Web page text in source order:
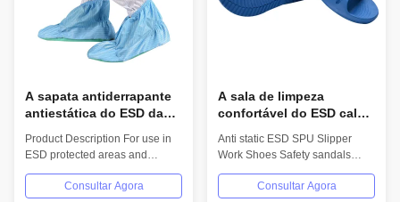
A sapata antiderrapante
antiestática do ESD da
outsole macio branco
reusável e lavável do
quarto desinfetado cobre
Product Description For use in
ESD protected areas and
areas such as...Consultar Agora
A sala de limpeza
confortável do ESD calça
estáticos com material do
Anti static ESD SPU Slipper
Work Shoes Safety sandals
INFORMATION Model No.:...
Consultar Agora